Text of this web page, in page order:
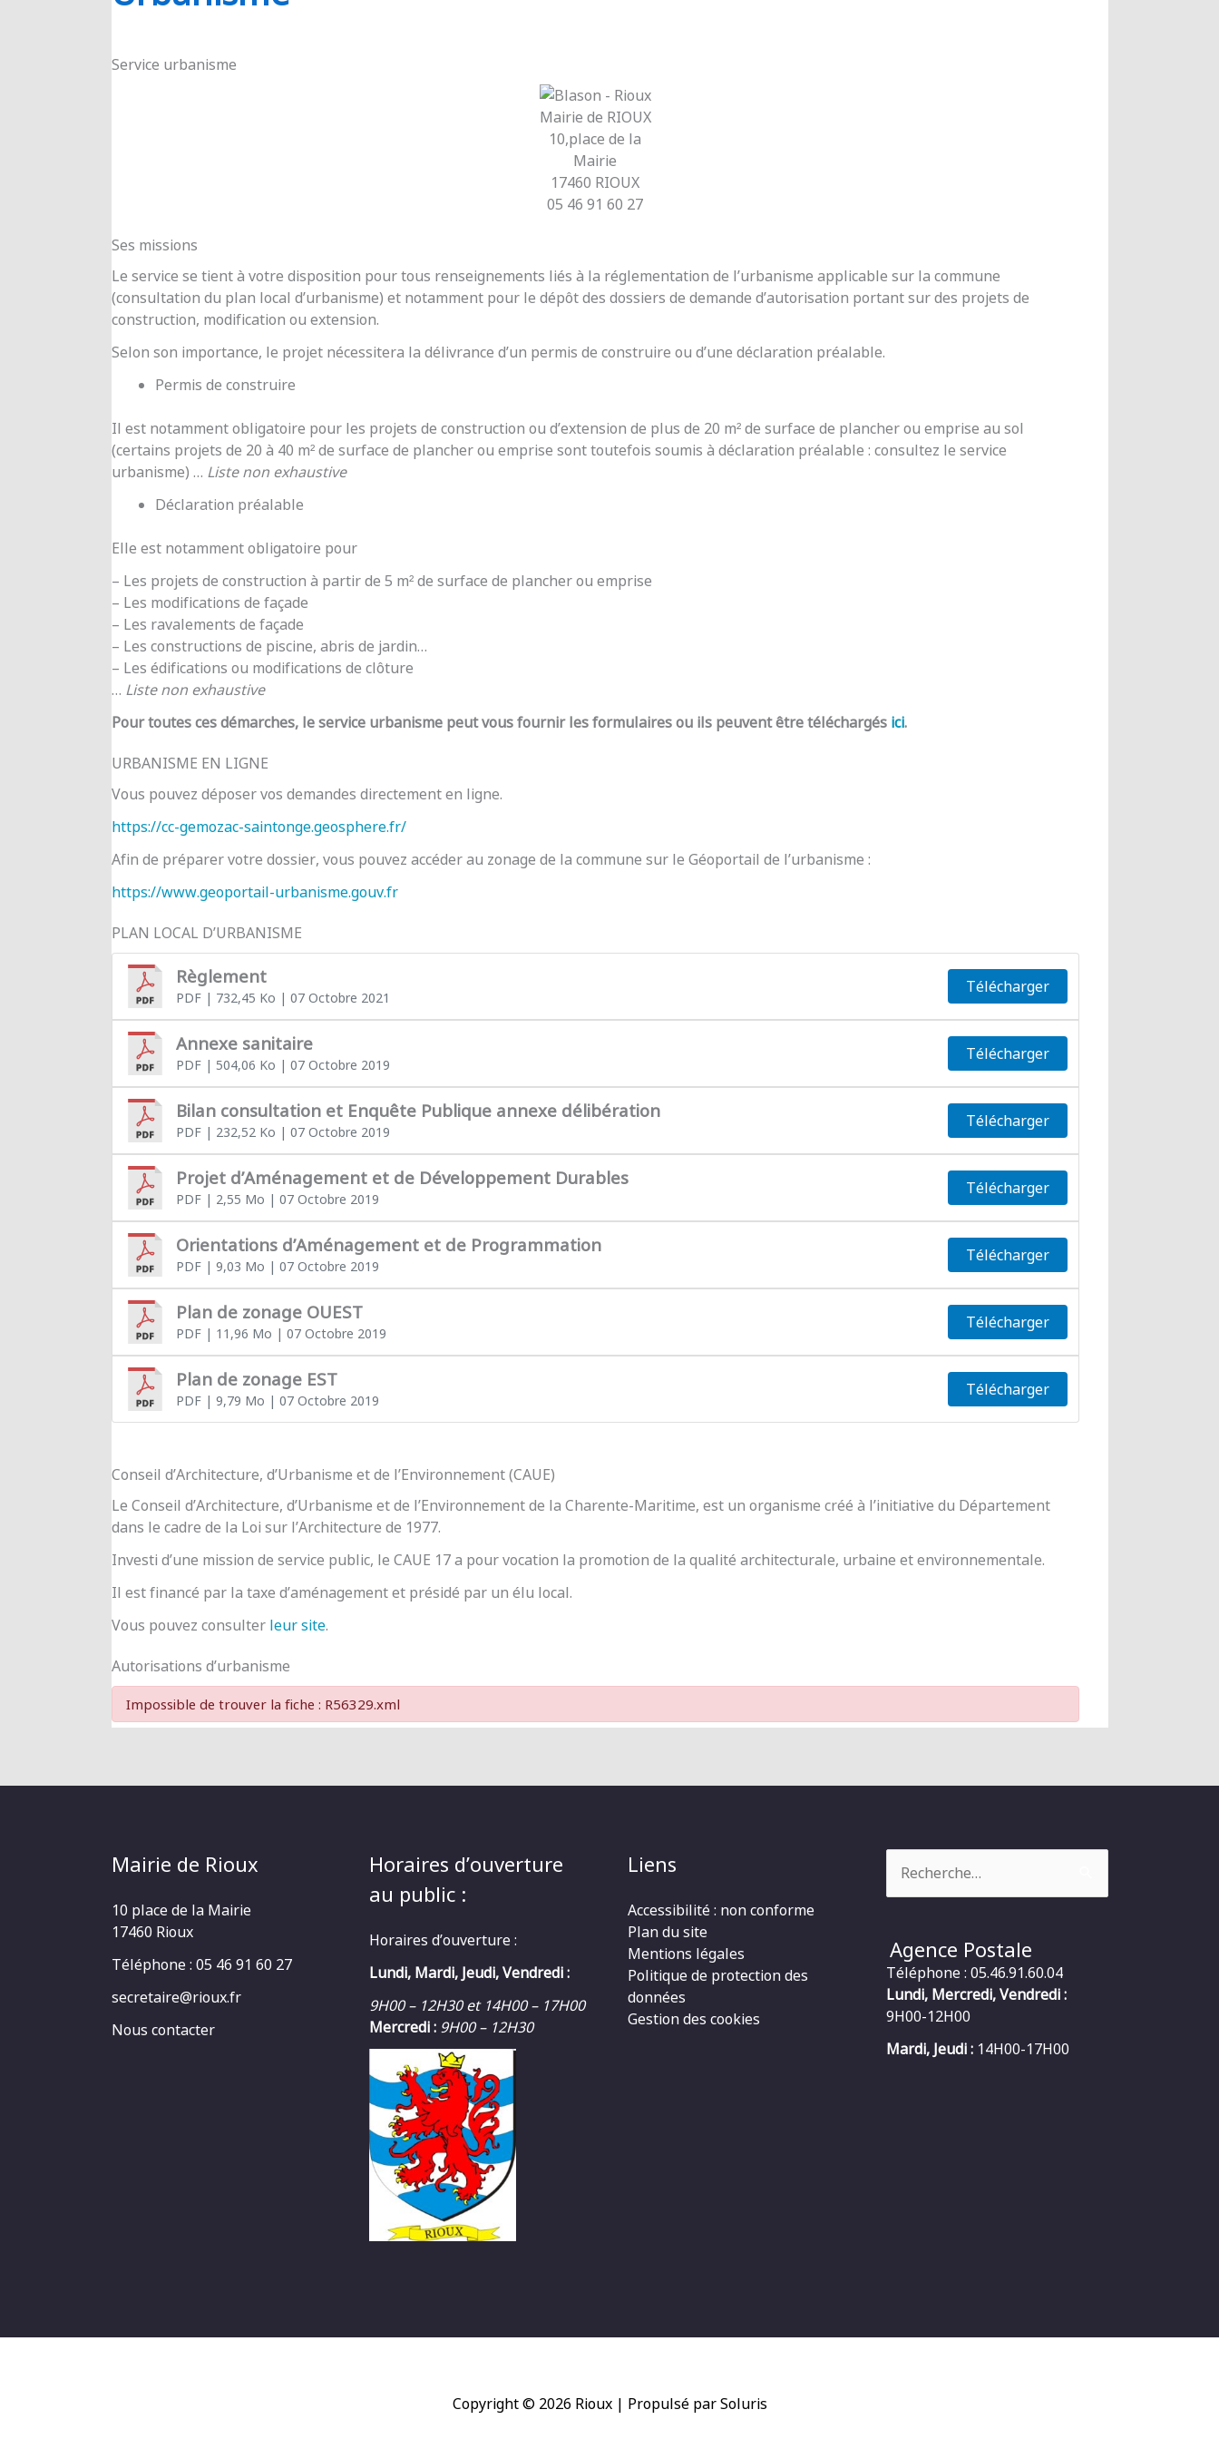
Service urbanisme
Mairie de RIOUX
10,place de la
Mairie
17460 RIOUX
05 46 91 60 27
Ses missions
Le service se tient à votre disposition pour tous renseignements liés à la réglementation de l’urbanisme applicable sur la commune
(consultation du plan local d’urbanisme) et notamment pour le dépôt des dossiers de demande d’autorisation portant sur des projets de
construction, modification ou extension.
Selon son importance, le projet nécessitera la délivrance d’un permis de construire ou d’une déclaration préalable.
Permis de construire
Il est notamment obligatoire pour les projets de construction ou d’extension de plus de 20 m² de surface de plancher ou emprise au sol
(certains projets de 20 à 40 m² de surface de plancher ou emprise sont toutefois soumis à déclaration préalable : consultez le service
urbanisme) … Liste non exhaustive
Déclaration préalable
Elle est notamment obligatoire pour
– Les projets de construction à partir de 5 m² de surface de plancher ou emprise
– Les modifications de façade
– Les ravalements de façade
– Les constructions de piscine, abris de jardin…
– Les édifications ou modifications de clôture
… Liste non exhaustive
Pour toutes ces démarches, le service urbanisme peut vous fournir les formulaires ou ils peuvent être téléchargés ici.
URBANISME EN LIGNE
Vous pouvez déposer vos demandes directement en ligne.
https://cc-gemozac-saintonge.geosphere.fr/
Afin de préparer votre dossier, vous pouvez accéder au zonage de la commune sur le Géoportail de l’urbanisme :
https://www.geoportail-urbanisme.gouv.fr
PLAN LOCAL D’URBANISME
Règlement
PDF| 732,45 Ko | 07 Octobre 2021
Télécharger
Annexe sanitaire
PDF| 504,06 Ko | 07 Octobre 2019
Télécharger
Bilan consultation et Enquête Publique annexe délibération
PDF| 232,52 Ko | 07 Octobre 2019
Télécharger
Projet d’Aménagement et de Développement Durables
PDF| 2,55 Mo | 07 Octobre 2019
Télécharger
Orientations d’Aménagement et de Programmation
PDF| 9,03 Mo | 07 Octobre 2019
Télécharger
Plan de zonage OUEST
PDF| 11,96 Mo | 07 Octobre 2019
Télécharger
Plan de zonage EST
PDF| 9,79 Mo | 07 Octobre 2019
Télécharger
Conseil d’Architecture, d’Urbanisme et de l’Environnement (CAUE)
Le Conseil d’Architecture, d’Urbanisme et de l’Environnement de la Charente-Maritime, est un organisme créé à l’initiative du Département
dans le cadre de la Loi sur l’Architecture de 1977.
Investi d’une mission de service public, le CAUE 17 a pour vocation la promotion de la qualité architecturale, urbaine et environnementale.
Il est financé par la taxe d’aménagement et présidé par un élu local.
Vous pouvez consulter leur site.
Autorisations d’urbanisme
Impossible de trouver la fiche : R56329.xml
Mairie de Rioux
10 place de la Mairie
17460 Rioux
Téléphone : 05 46 91 60 27
secretaire@rioux.fr
Nous contacter
Horaires d’ouverture
au public :
Horaires d’ouverture :
Lundi, Mardi, Jeudi, Vendredi :
9H00 – 12H30 et 14H00 – 17H00
Mercredi : 9H00 – 12H30
Liens
Accessibilité : non conforme
Plan du site
Mentions légales
Politique de protection des
données
Gestion des cookies
Agence Postale
Téléphone : 05.46.91.60.04
Lundi, Mercredi, Vendredi :
9H00-12H00
Mardi, Jeudi : 14H00-17H00
Copyright © 2026 Rioux| Propulsé par Soluris